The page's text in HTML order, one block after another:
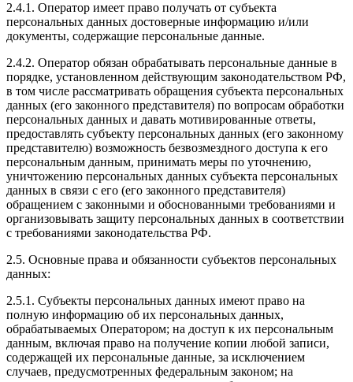
2.4.1. Оператор имеет право получать от субъекта
персональных данных достоверные информацию и/или
документы, содержащие персональные данные.
2.4.2. Оператор обязан обрабатывать персональные данные в
порядке, установленном действующим законодательством РФ,
в том числе рассматривать обращения субъекта персональных
данных (его законного представителя) по вопросам обработки
персональных данных и давать мотивированные ответы,
предоставлять субъекту персональных данных (его законному
представителю) возможность безвозмездного доступа к его
персональным данным, принимать меры по уточнению,
уничтожению персональных данных субъекта персональных
данных в связи с его (его законного представителя)
обращением с законными и обоснованными требованиями и
организовывать защиту персональных данных в соответствии
с требованиями законодательства РФ.
2.5. Основные права и обязанности субъектов персональных
данных:
2.5.1. Субъекты персональных данных имеют право на
полную информацию об их персональных данных,
обрабатываемых Оператором; на доступ к их персональным
данным, включая право на получение копии любой записи,
содержащей их персональные данные, за исключением
случаев, предусмотренных федеральным законом; на